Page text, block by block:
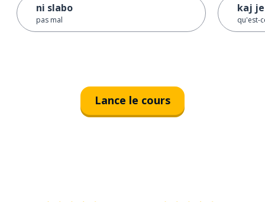
ni slabo
pas mal
kaj
qu'est-
Lance le cours